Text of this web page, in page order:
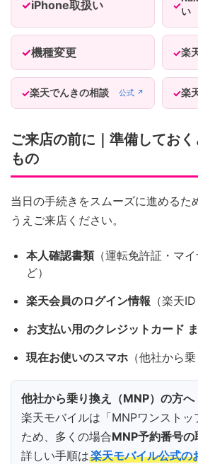
iPhone取扱い
い
機種変更 楽
楽天でんきの相談 公式 ↗ 楽
ご来店の前に｜準備してお
もの
当日の手続きをスムーズに進めるた
うえご来店ください。
本人確認書類（運転免許証・マ
ど）
楽天会員のログイン情報 （楽天
お支払い用のクレジットカード
現在お使いのスマホ （他社から
他社から乗り換え（MNP）の方へ
楽天モバイルは「MNPワンストッ
ため、多くの場合MNP予約番号の
詳しい手順は楽天モバイル公式の